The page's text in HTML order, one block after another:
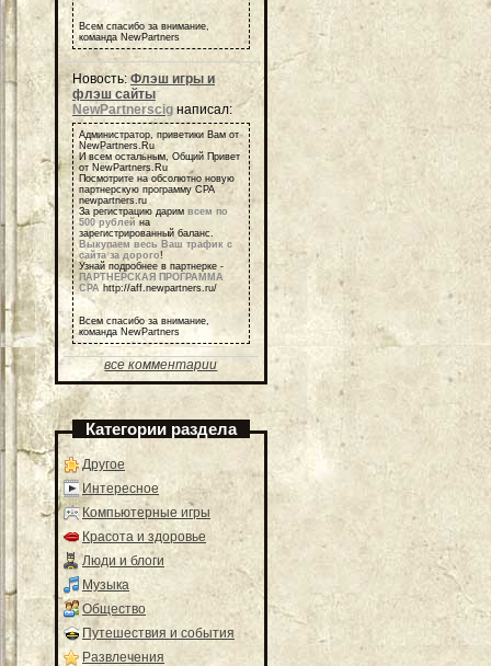
Всем спасибо за внимание,
команда NewPartners
Новость: Флэш игры и
флэш сайты
NewPartnerscig написал:
Администратор, приветики Вам от
NewPartners.Ru
И всем остальным, Общий Привет
от NewPartners.Ru
Посмотрите на обсолютно новую
партнерскую программу СРА
newpartners.ru
За регистрацию дарим всем по
500 рублей на
зарегистрированный баланс.
Выкупаем весь Ваш трафик с
сайта за дорого!
Узнай подробнее в партнерке -
ПАРТНЕРСКАЯ ПРОГРАММА
СРА http://aff.newpartners.ru/
Всем спасибо за внимание,
команда NewPartners
все комментарии
Категории раздела
Другое
Интересное
Компьютерные игры
Красота и здоровье
Люди и блоги
Музыка
Общество
Путешествия и события
Развлечения